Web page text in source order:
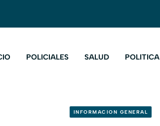
POLICIALES SALUD POLITICA
INFORMACION GENERAL